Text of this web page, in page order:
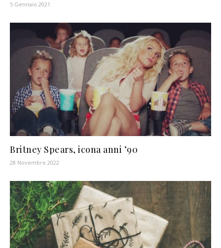
5 Gennaio 2021
Britney Spears, icona anni ’90
28 Novembre 2022